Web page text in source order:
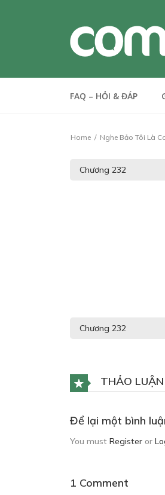
FAQ – HỎI & ĐÁP
Home Nghe Bảo Tôi Là
THẢO
Để lại một bình
You must Register or
1 Comment